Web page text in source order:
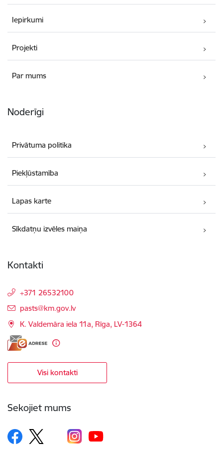
Iepirkumi
Projekti
Par mums
Noderīgi
Privātuma politika
Piekļūstamība
Lapas karte
Sīkdatņu izvēles maiņa
Kontakti
+371 26532100
E-pasts:
pasts@km.gov.lv
K. Valdemāra iela 11a, Rīga, LV-1364
Visi kontakti
Sekojiet mums